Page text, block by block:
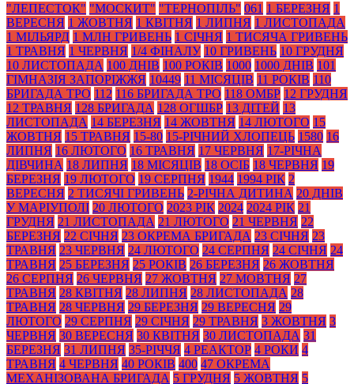
"ЛЕПЕСТОК" "МОСКИТ" "ТЕРНОПІЛЬ" 061 1 БЕРЕЗНЯ 1
ВЕРЕСНЯ 1 ЖОВТНЯ 1 КВІТНЯ 1 ЛИПНЯ 1 ЛИСТОПАДА
1 МІЛЬЯРД 1 МЛН ГРИВЕНЬ 1 СІЧНЯ 1 ТИСЯЧА ГРИВЕНЬ
1 ТРАВНЯ 1 ЧЕРВНЯ 1/4 ФІНАЛУ 10 ГРИВЕНЬ 10 ГРУДНЯ
10 ЛИСТОПАДА 100 ДНІВ 100 РОКІВ 1000 1000 ДНІВ 101
ГІМНАЗІЯ ЗАПОРІЖЖЯ 10449 11 МІСЯЦІВ 11 РОКІВ 110
БРИГАДА ТРО 112 116 БРИГАДА ТРО 118 ОМБР 12 ГРУДНЯ
12 ТРАВНЯ 128 БРИГАДА 128 ОГШБР 13 ДІТЕЙ 13
ЛИСТОПАДА 14 БЕРЕЗНЯ 14 ЖОВТНЯ 14 ЛЮТОГО 15
ЖОВТНЯ 15 ТРАВНЯ 15-80 15-РІЧНИЙ ХЛОПЕЦЬ 1580 16
ЛИПНЯ 16 ЛЮТОГО 16 ТРАВНЯ 17 ЧЕРВНЯ 17-РІЧНА
ДІВЧИНА 18 ЛИПНЯ 18 МІСЯЦІВ 18 ОСІБ 18 ЧЕРВНЯ 19
БЕРЕЗНЯ 19 ЛЮТОГО 19 СЕРПНЯ 1944 1994 РІК 2
ВЕРЕСНЯ 2 ТИСЯЧІ ГРИВЕНЬ 2-РІЧНА ДИТИНА 20 ДНІВ
У МАРІУПОЛІ 20 ЛЮТОГО 2023 РІК 2024 2024 РІК 21
ГРУДНЯ 21 ЛИСТОПАДА 21 ЛЮТОГО 21 ЧЕРВНЯ 22
БЕРЕЗНЯ 22 СІЧНЯ 23 ОКРЕМА БРИГАДА 23 СІЧНЯ 23
ТРАВНЯ 23 ЧЕРВНЯ 24 ЛЮТОГО 24 СЕРПНЯ 24 СІЧНЯ 24
ТРАВНЯ 25 БЕРЕЗНЯ 25 РОКІВ 26 БЕРЕЗНЯ 26 ЖОВТНЯ
26 СЕРПНЯ 26 ЧЕРВНЯ 27 ЖОВТНЯ 27 МОВТНЯ 27
ТРАВНЯ 28 КВІТНЯ 28 ЛИПНЯ 28 ЛИСТОПАДА 28
ТРАВНЯ 28 ЧЕРВНЯ 29 БЕРЕЗНЯ 29 ВЕРЕСНЯ 29
ЛЮТОГО 29 СЕРПНЯ 29 СІЧНЯ 29 ТРАВНЯ 3 ЖОВТНЯ 3
ЧЕРВНЯ 30 ВЕРЕСНЯ 30 КВІТНЯ 30 ЛИСТОПАДА 31
БЕРЕЗНЯ 31 ЛИПНЯ 35-РІЧЧЯ 4 РЕАКТОР 4 РОКИ 4
ТРАВНЯ 4 ЧЕРВНЯ 40 РОКІВ 400 47 ОКРЕМА
МЕХАНІЗОВАНА БРИГАДА 5 ГРУДНЯ 5 ЖОВТНЯ 5